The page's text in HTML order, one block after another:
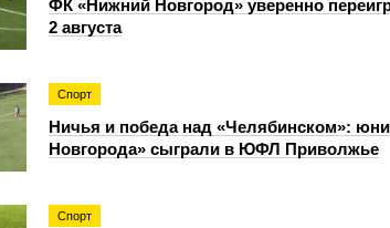
ФК «Нижний Новгород» уверенно
2 августа
Спорт
Ничья и победа над «Челябинском»:
Новгорода» сыграли в ЮФЛ Приволжье
Спорт